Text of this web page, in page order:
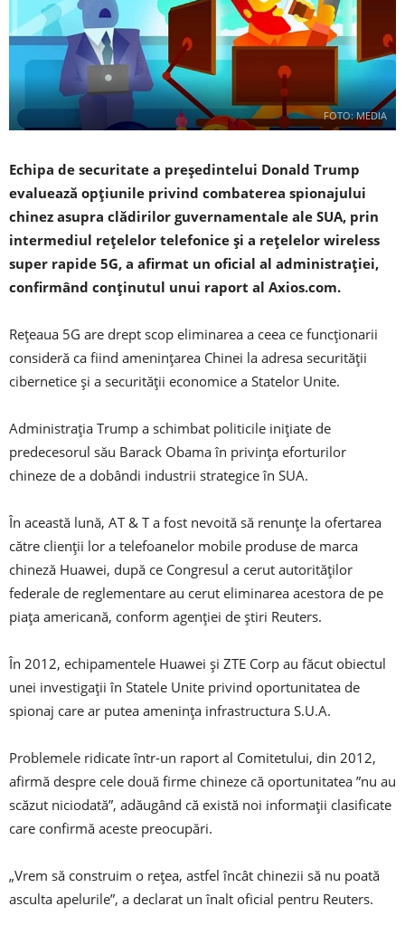
FOTO: MEDIA
Echipa de securitate a președintelui Donald Trump
evaluează opțiunile privind combaterea spionajului
chinez asupra clădirilor guvernamentale ale SUA, prin
intermediul rețelelor telefonice și a rețelelor wireless
super rapide 5G, a afirmat un oficial al administrației,
confirmând conținutul unui raport al Axios.com.
Rețeaua 5G are drept scop eliminarea a ceea ce funcționarii
consideră ca fiind amenințarea Chinei la adresa securității
cibernetice și a securității economice a Statelor Unite.
Administrația Trump a schimbat politicile inițiate de
predecesorul său Barack Obama în privința eforturilor
chineze de a dobândi industrii strategice în SUA.
În această lună, AT & T a fost nevoită să renunțe la ofertarea
către clienții lor a telefoanelor mobile produse de marca
chineză Huawei, după ce Congresul a cerut autorităților
federale de reglementare au cerut eliminarea acestora de pe
piața americană, conform agenției de știri Reuters.
În 2012, echipamentele Huawei și ZTE Corp au făcut obiectul
unei investigații în Statele Unite privind oportunitatea de
spionaj care ar putea amenința infrastructura S.U.A.
Problemele ridicate într-un raport al Comitetului, din 2012,
afirmă despre cele două firme chineze că oportunitatea ”nu au
scăzut niciodată”, adăugând că există noi informații clasificate
care confirmă aceste preocupări.
„Vrem să construim o rețea, astfel încât chinezii să nu poată
asculta apelurile”, a declarat un înalt oficial pentru Reuters.